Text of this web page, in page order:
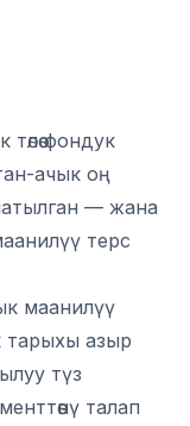
фондук
ачык оң
— жана
терс
маанилүү
тарыхы азыр
түз
талап